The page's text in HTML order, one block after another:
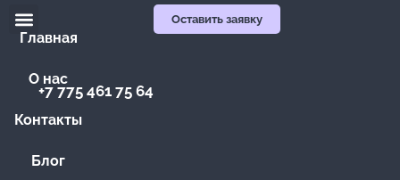
Главная
О нас
Контакты
Блог
+7 775 461 75 64
Оставить заявку